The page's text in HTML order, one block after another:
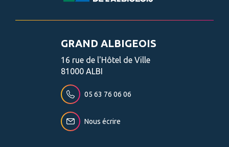
GRAND ALBIGEOIS
16 rue de l'Hôtel de Ville
81000 ALBI
05 63 76 06 06
Nous écrire